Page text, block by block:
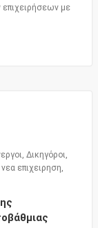
επιχειρήσεων με
Δικηγόροι
νεα επιχειρηση